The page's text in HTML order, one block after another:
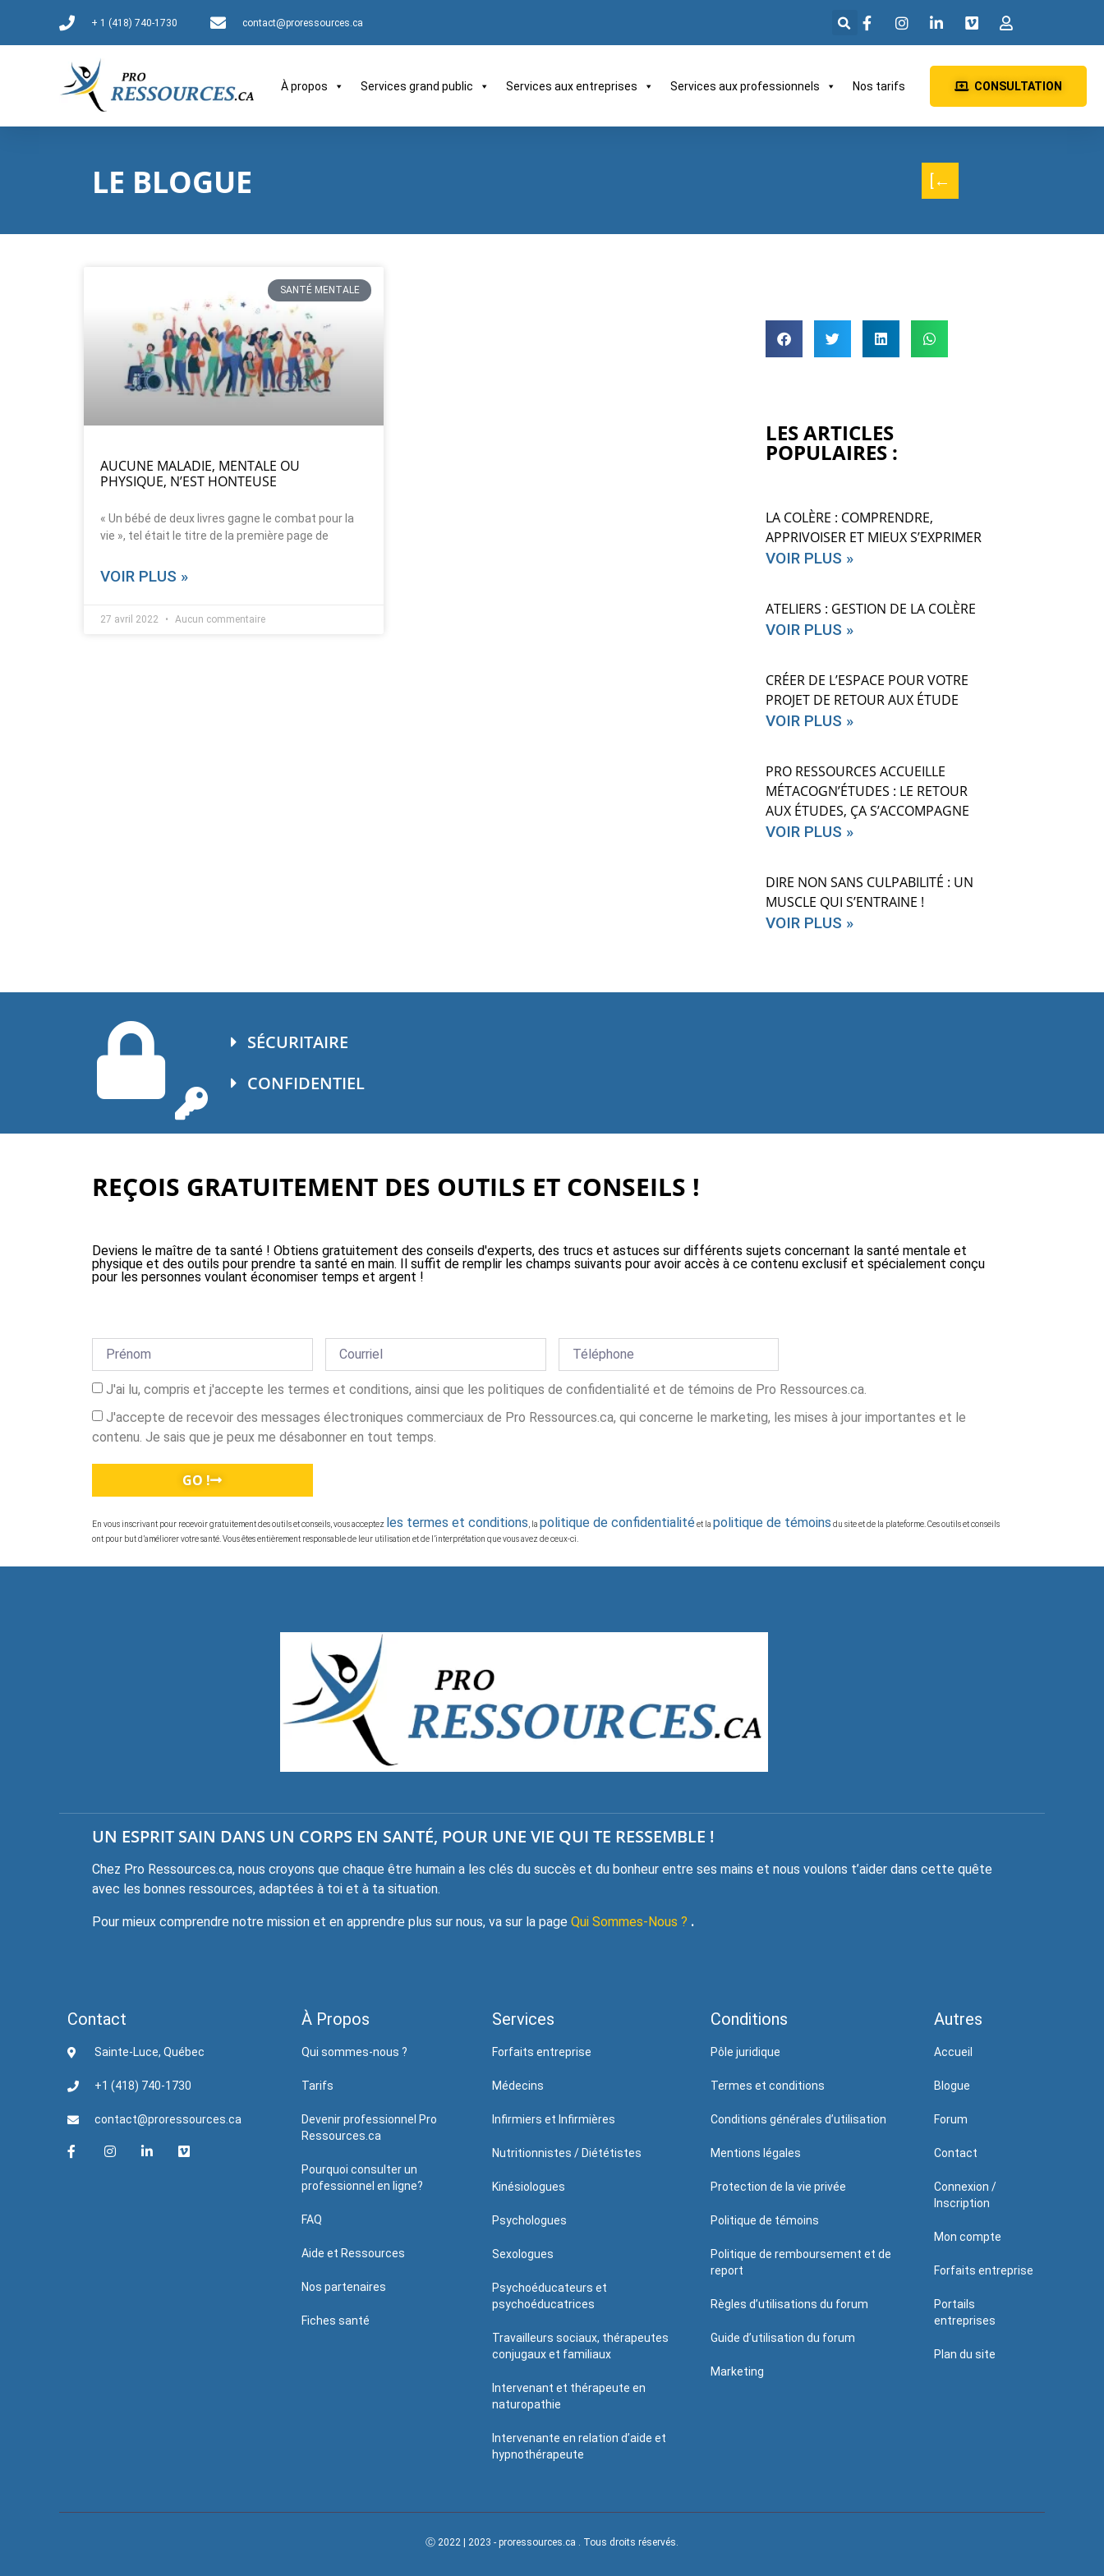
+ 1 (418) 740-1730 contact@proressources.ca
À propos Services grand public Services aux entreprises Services aux professionnels Nos tarifs CONSULTATION
LE BLOGUE [←
SANTÉ MENTALE
AUCUNE MALADIE, MENTALE OU
PHYSIQUE, N’EST HONTEUSE
« Un bébé de deux livres gagne le combat pour la
vie », tel était le titre de la première page de
VOIR PLUS »
27 avril 2022 Aucun commentaire
LES ARTICLES
POPULAIRES :
LA COLÈRE : COMPRENDRE,
APPRIVOISER ET MIEUX S’EXPRIMER
VOIR PLUS »
ATELIERS : GESTION DE LA COLÈRE
VOIR PLUS »
CRÉER DE L’ESPACE POUR VOTRE
PROJET DE RETOUR AUX ÉTUDE
VOIR PLUS »
PRO RESSOURCES ACCUEILLE
MÉTACOGN’ÉTUDES : LE RETOUR
AUX ÉTUDES, ÇA S’ACCOMPAGNE
VOIR PLUS »
DIRE NON SANS CULPABILITÉ : UN
MUSCLE QUI S’ENTRAINE !
VOIR PLUS »
SÉCURITAIRE
CONFIDENTIEL
REÇOIS GRATUITEMENT DES OUTILS ET CONSEILS !
Deviens le maître de ta santé ! Obtiens gratuitement des conseils d'experts, des trucs et astuces sur différents sujets concernant la santé mentale et
physique et des outils pour prendre ta santé en main. Il suffit de remplir les champs suivants pour avoir accès à ce contenu exclusif et spécialement conçu
pour les personnes voulant économiser temps et argent !
J'ai lu, compris et j'accepte les termes et conditions, ainsi que les politiques de confidentialité et de témoins de Pro Ressources.ca.
J'accepte de recevoir des messages électroniques commerciaux de Pro Ressources.ca, qui concerne le marketing, les mises à jour importantes et le
contenu. Je sais que je peux me désabonner en tout temps.
GO !
En vous inscrivant pour recevoir gratuitement des outils et conseils, vous acceptez les termes et conditions , la politique de confidentialitéet la politique de témoins du site et de la plateforme. Ces outils et conseils
ont pour but d’améliorer votre santé. Vous êtes entièrement responsable de leur utilisation et de l’interprétation que vous avez de ceux-ci.
UN ESPRIT SAIN DANS UN CORPS EN SANTÉ, POUR UNE VIE QUI TE RESSEMBLE !
Chez Pro Ressources.ca, nous croyons que chaque être humain a les clés du succès et du bonheur entre ses mains et nous voulons t’aider dans cette quête
avec les bonnes ressources, adaptées à toi et à ta situation.
Pour mieux comprendre notre mission et en apprendre plus sur nous, va sur la page Qui Sommes-Nous ? .
Contact
Sainte-Luce, Québec
+1 (418) 740-1730
contact@proressources.ca
À Propos
Qui sommes-nous ?
Tarifs
Devenir professionnel Pro
Ressources.ca
Pourquoi consulter un
professionnel en ligne?
FAQ
Aide et Ressources
Nos partenaires
Fiches santé
Services
Forfaits entreprise
Médecins
Infirmiers et Infirmières
Nutritionnistes / Diététistes
Kinésiologues
Psychologues
Sexologues
Psychoéducateurs et
psychoéducatrices
Travailleurs sociaux, thérapeutes
conjugaux et familiaux
Intervenant et thérapeute en
naturopathie
Intervenante en relation d’aide et
hypnothérapeute
Conditions
Pôle juridique
Termes et conditions
Conditions générales d’utilisation
Mentions légales
Protection de la vie privée
Politique de témoins
Politique de remboursement et de
report
Règles d’utilisations du forum
Guide d’utilisation du forum
Marketing
Autres
Accueil
Blogue
Forum
Contact
Connexion /
Inscription
Mon compte
Forfaits entreprise
Portails
entreprises
Plan du site
Ⓒ 2022 | 2023 - proressources.ca . Tous droits réservés.